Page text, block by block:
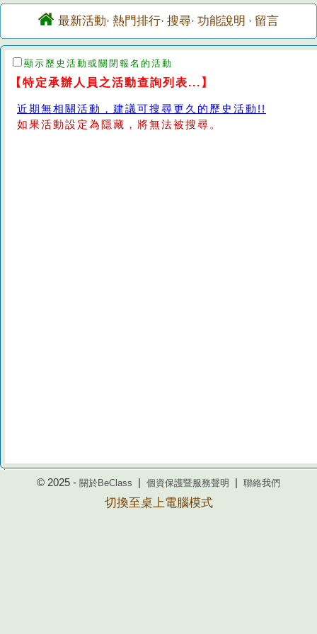
最新活動· 熱門排行· 搜尋· 功能說明 · 留言
顯示歷史活動或關閉報名的活動
【特定承辦人員之活動查詢列表...】
近期無相關活動，建議可搜尋更久的歷史活動!!
如果活動設定為隱藏，將無法被搜尋。
© 2025 - 關於BeClass 個資保護暨服務聲明 聯絡我們
切換至桌上電腦模式